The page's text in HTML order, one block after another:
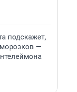
подскажет,
—